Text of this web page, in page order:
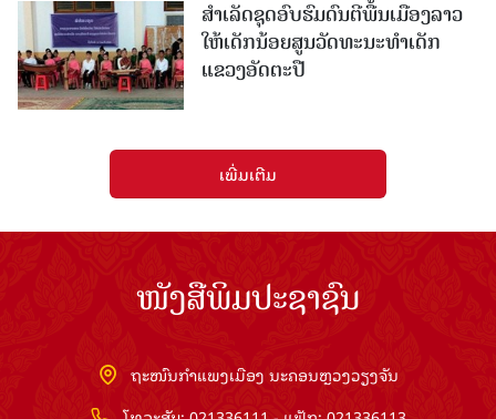
ສຳເລັດຊຸດອົບຮົມດົນຕີພື້ນເມືອງລາວ
ໃຫ້ເດັກນ້ອຍສູນວັດທະນະທຳເດັກ
ແຂວງອັດຕະປື
ເພີ່ມເຕີມ
ໜັງສືພິມປະຊາຊົນ
ຖະໜົນກຳແພງເມືອງ ນະຄອນຫຼວງວຽງຈັນ